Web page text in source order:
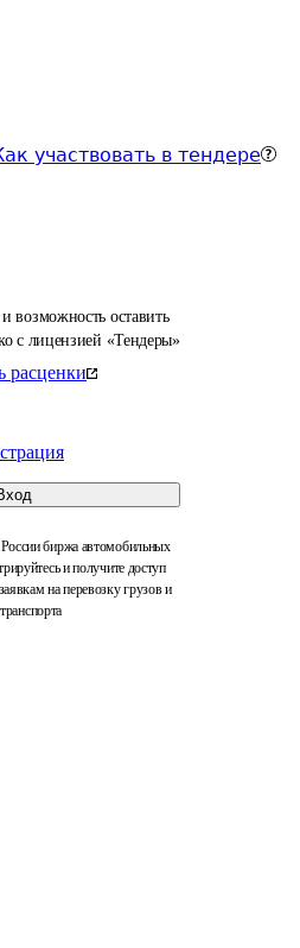
участвовать в тендере
возможность оставить
с лицензией «Тендеры»
расценки
биржа автомобильных
и получите доступ
на перевозку грузов и